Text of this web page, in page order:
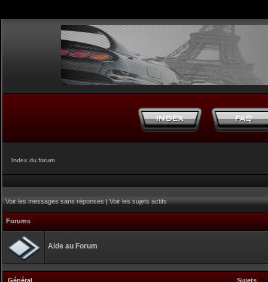
Index du forum
Voir les messages sans réponses|Voir les sujets actifs
Forums
Aide au Forum
Général Sujets